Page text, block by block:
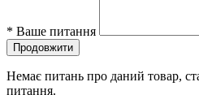
* Ваше питання
Продовжити
Немає питань про даний товар,
питання.